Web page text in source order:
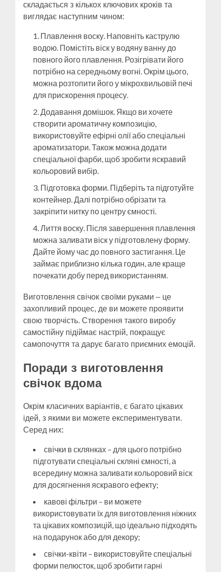
складається з кількох ключових кроків та
виглядає наступним чином:
Плавлення воску. Наповніть каструлю
водою. Помістіть віск у водяну ванну до
повного його плавлення. Розігрівати його
потрібно на середньому вогні. Окрім цього,
можна розтопити його у мікрохвильовій печі
для прискорення процесу.
Додавання домішок. Якщо ви хочете
створити ароматичну композицію,
використовуйте ефірні олії або спеціальні
ароматизатори. Також можна додати
спеціальної фарби, щоб зробити яскравий
кольоровий вибір.
Підготовка форми. Підберіть та підготуйте
контейнер. Далі потрібно обрізати та
закріпити нитку по центру ємності.
Лиття воску. Після завершення плавлення
можна заливати віск у підготовлену форму.
Дайте йому час до повного застигання. Це
займає приблизно кілька годин, але краще
почекати добу перед використанням.
Виготовлення свічок своїми руками – це
захопливий процес, де ви можете проявити
свою творчість. Створення такого виробу
самостійну підіймає настрій, покращує
самопочуття та дарує багато приємних емоцій.
Поради з виготовлення
свічок вдома
Окрім класичних варіантів, є багато цікавих
ідей, з якими ви можете експериментувати.
Серед них:
свічки в склянках – для цього потрібно
підготувати спеціальні скляні ємності, а
всередину можна заливати кольоровий віск
для досягнення яскравого ефекту;
кавові фільтри – ви можете
використовувати їх для виготовлення ніжних
та цікавих композицій, що ідеально підходять
на подарунок або для декору;
свічки-квіти – використовуйте спеціальні
форми пелюсток, щоб зробити гарні